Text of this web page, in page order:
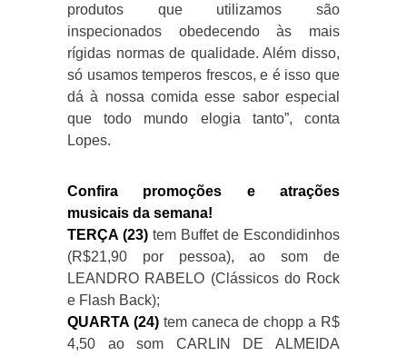
produtos que utilizamos são
inspecionados obedecendo às mais
rígidas normas de qualidade. Além disso,
só usamos temperos frescos, e é isso que
dá à nossa comida esse sabor especial
que todo mundo elogia tanto”, conta
Lopes.
Confira promoções e atrações
musicais da semana!
TERÇA (23) tem Buffet de Escondidinhos
(R$21,90 por pessoa), ao som de
LEANDRO RABELO (Clássicos do Rock
e Flash Back);
QUARTA (24)tem caneca de chopp a R$
4,50 ao som CARLIN DE ALMEIDA